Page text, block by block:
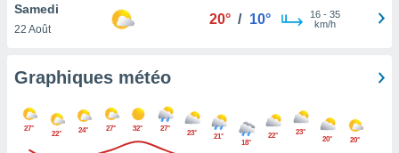
sur le
que
ne
Samedi
22 Août
20° / 10° 16- 35
km/h
Graphiques météo
27°
22° 24° 27° 32° 27°
23° 21°
18°
22°
23°
20°
20°